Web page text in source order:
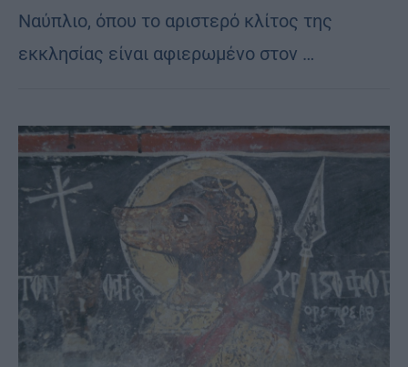
Ναύπλιο, όπου το αριστερό κλίτος της
εκκλησίας είναι αφιερωμένο στον …